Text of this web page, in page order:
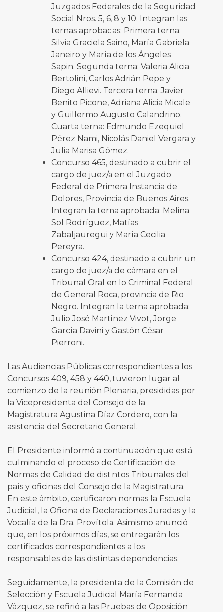
Juzgados Federales de la Seguridad
Social Nros. 5, 6, 8 y 10. Integran las
ternas aprobadas: Primera terna:
Silvia Graciela Saino, María Gabriela
Janeiro y María de los Ángeles
Sapin. Segunda terna: Valeria Alicia
Bertolini, Carlos Adrián Pepe y
Diego Allievi. Tercera terna: Javier
Benito Picone, Adriana Alicia Micale
y Guillermo Augusto Calandrino.
Cuarta terna: Edmundo Ezequiel
Pérez Nami, Nicolás Daniel Vergara y
Julia Marisa Gómez.
Concurso 465, destinado a cubrir el
cargo de juez/a en el Juzgado
Federal de Primera Instancia de
Dolores, Provincia de Buenos Aires.
Integran la terna aprobada: Melina
Sol Rodríguez, Matías
Zabaljauregui y María Cecilia
Pereyra.
Concurso 424, destinado a cubrir un
cargo de juez/a de cámara en el
Tribunal Oral en lo Criminal Federal
de General Roca, provincia de Rio
Negro. Integran la terna aprobada:
Julio José Martínez Vivot, Jorge
García Davini y Gastón César
Pierroni.
Las Audiencias Públicas correspondientes a los
Concursos 409, 458 y 440, tuvieron lugar al
comienzo de la reunión Plenaria, presididas por
la Vicepresidenta del Consejo de la
Magistratura Agustina Díaz Cordero, con la
asistencia del Secretario General.
El Presidente informó a continuación que está
culminando el proceso de Certificación de
Normas de Calidad de distintos Tribunales del
país y oficinas del Consejo de la Magistratura.
En este ámbito, certificaron normas la Escuela
Judicial, la Oficina de Declaraciones Juradas y la
Vocalía de la Dra. Provítola. Asimismo anunció
que, en los próximos días, se entregarán los
certificados correspondientes a los
responsables de las distintas dependencias.
Seguidamente, la presidenta de la Comisión de
Selección y Escuela Judicial María Fernanda
Vázquez, se refirió a las Pruebas de Oposición